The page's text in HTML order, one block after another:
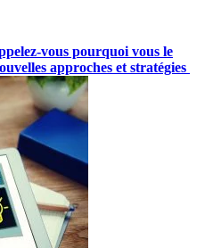
vous pourquoi vous le
approches et stratégies